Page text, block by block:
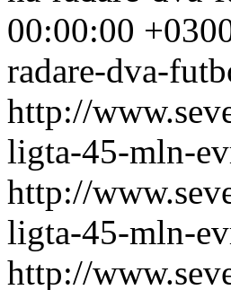
00:00:00
radare-dva-
http://
ligta-45-mln-
http://
ligta-45-mln-
http://